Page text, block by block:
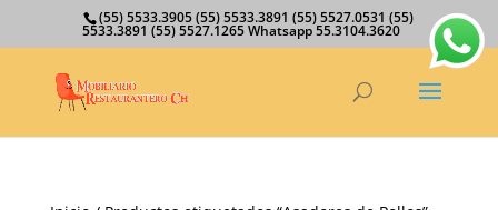
(55) 5533.3905 (55) 5533.3891 (55) 5527.0531 (55)
5533.3891 (55) 5527.1265 Whatsapp 55.3104.3620